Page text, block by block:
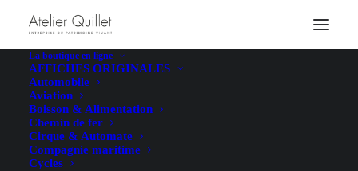
La boutique en ligne
AFFICHES ORIGINALES
Automobile
Aviation
Boisson & Alimentation
Chemin de fer
Cirque & Automate
Compagnie maritime
Cycles